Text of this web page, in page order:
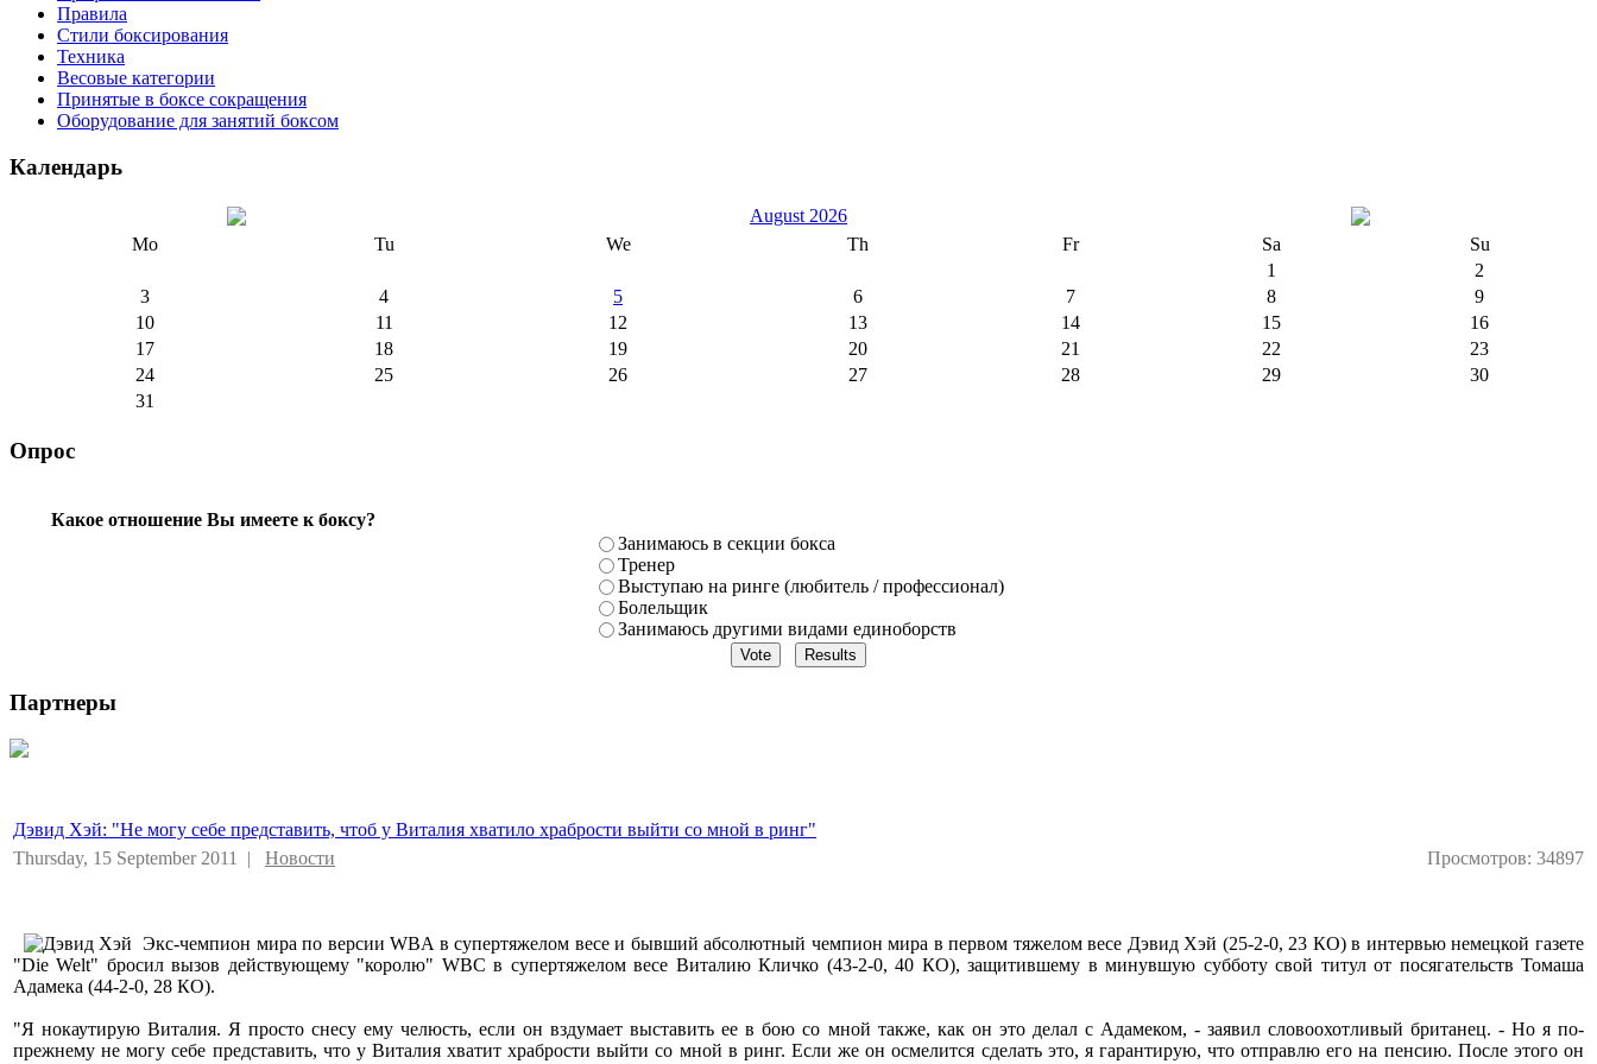
Правила
Стили боксирования
Техника
Весовые категории
Принятые в боксе сокращения
Оборудование для занятий боксом
Календарь
August 2026
Mo
Tu We Th Fr Sa
Su
1
2
3
4 5 6 7 8
9
10
11 12 13 14 15
16
17
18 19 20 21 22
23
24
25 26 27 28 29
30
31
Опрос
Какое отношение Вы имеете к боксу?
Занимаюсь в секции бокса
Тренер
Выступаю на ринге (любитель / профессионал)
Болельщик
Занимаюсь другими видами единоборств
Партнеры
Дэвид Хэй: "Не могу себе представить, чтоб у Виталия хватило храбрости выйти со мной в ринг"
Просмотров: 34897
Thursday, 15 September 2011 | Новости
Экс-чемпион мира по версии WBA в супертяжелом весе и бывший абсолютный чемпион мира в первом тяжелом весе Дэвид Хэй (25-2-0, 23 КО) в интервью немецкой газете
"Die Welt" бросил вызов действующему "королю" WBC в супертяжелом весе Виталию Кличко (43-2-0, 40 КО), защитившему в минувшую субботу свой титул от посягательств Томаша
Адамека (44-2-0, 28 КО).
"Я нокаутирую Виталия. Я просто снесу ему челюсть, если он вздумает выставить ее в бою со мной также, как он это делал с Адамеком, - заявил словоохотливый британец. - Но я по-
прежнему не могу себе представить, что у Виталия хватит храбрости выйти со мной в ринг. Если же он осмелится сделать это, я гарантирую, что отправлю его на пенсию. После этого он